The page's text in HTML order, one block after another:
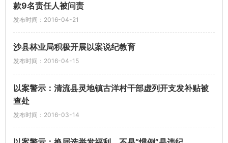
款9名责任人被问责
发布时间：2016-04-21
沙县林业局积极开展以案说纪教育
发布时间：2016-04-15
以案警示：清流县灵地镇古洋村干部虚列开支发补贴被
查处
发布时间：2016-03-14